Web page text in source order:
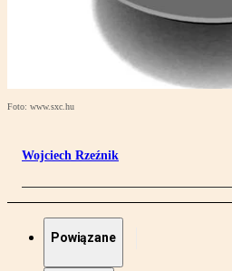
Foto: www.sxc.hu
Wojciech Rzeźnik
Powiązane